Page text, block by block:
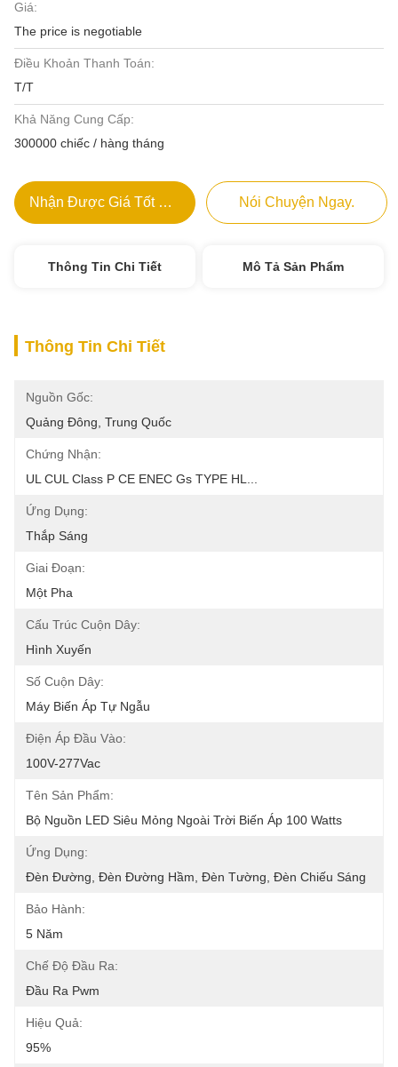
Giá:
The price is negotiable
Điều Khoản Thanh Toán:
T/T
Khả Năng Cung Cấp:
300000 chiếc / hàng tháng
Nhận Được Giá Tốt Nhất Nói Chuyện Ngay.
Thông Tin Chi Tiết Mô Tả Sản Phẩm
Thông Tin Chi Tiết
Nguồn Gốc:
Quảng Đông, Trung Quốc
Chứng Nhận:
UL CUL Class P CE ENEC Gs TYPE HL...
Ứng Dụng:
Thắp Sáng
Giai Đoạn:
Một Pha
Cấu Trúc Cuộn Dây:
Hình Xuyến
Số Cuộn Dây:
Máy Biến Áp Tự Ngẫu
Điện Áp Đầu Vào:
100V-277Vac
Tên Sản Phẩm:
Bộ Nguồn LED Siêu Mỏng Ngoài Trời Biến Áp 100 Watts
Ứng Dụng:
Đèn Đường, Đèn Đường Hầm, Đèn Tường, Đèn Chiếu Sáng
Bảo Hành:
5 Năm
Chế Độ Đầu Ra:
Đầu Ra Pwm
Hiệu Quả:
95%